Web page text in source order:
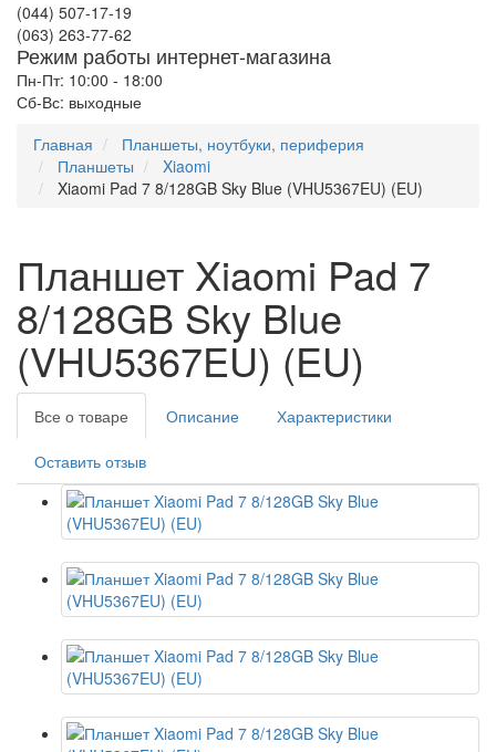
(044) 507-17-19
(063) 263-77-62
Режим работы интернет-магазина
Пн-Пт: 10:00 - 18:00
Сб-Вс: выходные
Главная
Планшеты, ноутбуки, периферия
Планшеты
Xiaomi
Xiaomi Pad 7 8/128GB Sky Blue (VHU5367EU) (EU)
Планшет Xiaomi Pad 7
8/128GB Sky Blue
(VHU5367EU) (EU)
Все о товаре Описание Характеристики
Оставить отзыв